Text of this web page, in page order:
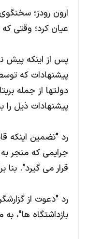
ارون رودز؛
عیان کرد؛ وقتی
پس از اینکه پیش
پیشنهادات که
دولتها از جمله
پیشنهادات ذیل
رد "تضمین اینکه
جرایمی که منجر
قرار می گیرد".
رد "دعوت از
بازداشتگاه ها"،